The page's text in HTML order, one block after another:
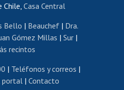
renta honorarios
páginas blancas
os
de títulos
de Movilidad Estudiantil
Chile, Casa Central
Bello | Beauchef| Dra.
Gómez Millas | Sur |
recintos
| Teléfonos y correos |
portal| Contacto